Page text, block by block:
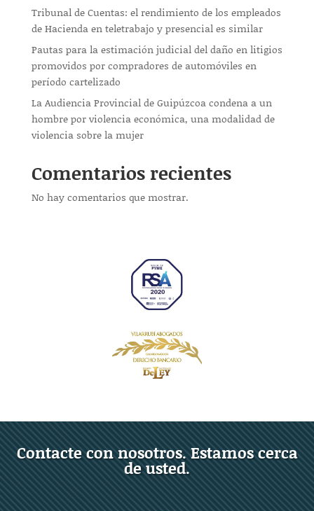
Tribunal de Cuentas: el rendimiento de los empleados
de Hacienda en teletrabajo y presencial es similar
Pautas para la estimación judicial del daño en litigios
promovidos por compradores de automóviles en
período cartelizado
La Audiencia Provincial de Guipúzcoa condena a un
hombre por violencia económica, una modalidad de
violencia sobre la mujer
Comentarios recientes
No hay comentarios que mostrar.
Contacte con nosotros. Estamos cerca
de usted.